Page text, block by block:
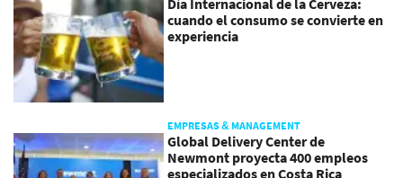
Día Internacional de la Cerveza:
cuando el consumo se convierte en
experiencia
EMPRESAS & MANAGEMENT
Global Delivery Center de
Newmont proyecta 400 empleos
especializados en Costa Rica